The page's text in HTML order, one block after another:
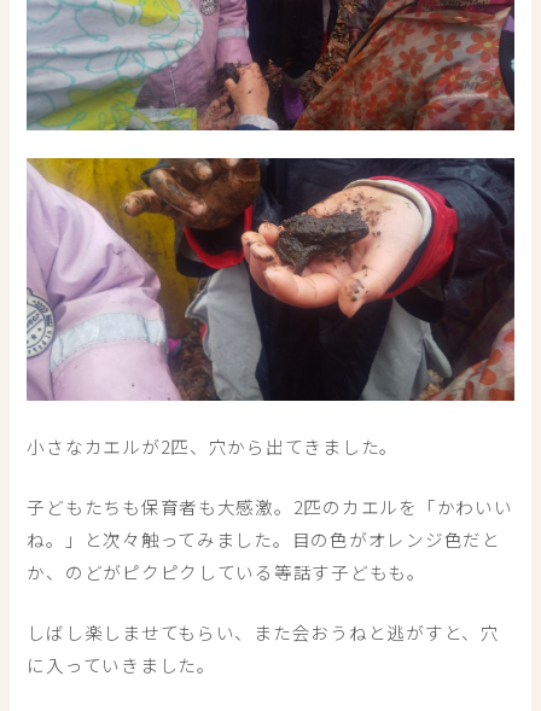
小さなカエルが2匹、穴から出てきました。
子どもたちも保育者も大感激。2匹のカエルを「かわいい
ね。」と次々触ってみました。目の色がオレンジ色だと
か、のどがピクピクしている等話す子どもも。
しばし楽しませてもらい、また会おうねと逃がすと、穴
に入っていきました。